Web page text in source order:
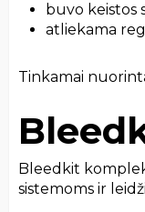
buvo keistos
atliekama
Tinkamai
Bleedkit
sistemoms ir